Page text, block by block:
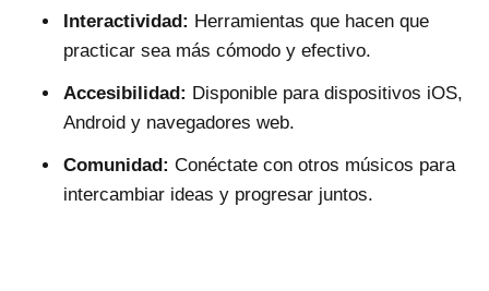
Interactividad: Herramientas que hacen que
practicar sea más cómodo y efectivo.
Accesibilidad: Disponible para dispositivos iOS,
Android y navegadores web.
Comunidad: Conéctate con otros músicos para
intercambiar ideas y progresar juntos.